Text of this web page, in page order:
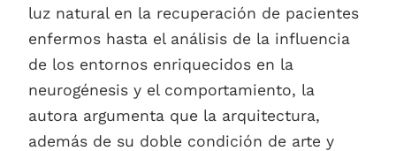
luz natural en la recuperación de pacientes
enfermos hasta el análisis de la influencia
de los entornos enriquecidos en la
neurogénesis y el comportamiento, la
autora argumenta que la arquitectura,
además de su doble condición de arte y